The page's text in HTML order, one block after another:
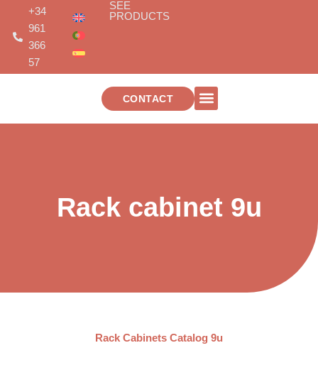
content
+34
961
366
57
SEE
PRODUCTS
CONTACT
Rack cabinet 9u
Rack Cabinets Catalog 9u